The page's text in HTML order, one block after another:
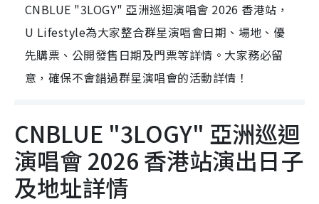
CNBLUE "3LOGY" 亞洲巡迴演唱會 2026 香港站，
U Lifestyle為大家整合群星演唱會日期、場地、優
先購票、公開發售日期及門票等詳情。大家務必留
意，確保不會錯過群星演唱會的活動詳情！
CNBLUE "3LOGY" 亞洲巡迴
演唱會 2026 香港站演出日子
及地址詳情